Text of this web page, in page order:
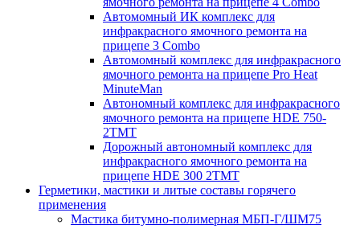
Автомомный ИК комплекс для
инфракрасного ямочного ремонта на
прицепе 3 Combo
Автомомный комплекс для инфракрасного
ямочного ремонта на прицепе Pro Heat
MinuteMan
Автономный комплекс для инфракрасного
ямочного ремонта на прицепе HDE 750-
2TMT
Дорожный автономный комплекс для
инфракрасного ямочного ремонта на
прицепе HDE 300 2TMT
Герметики, мастики и литые составы горячего
применения
Мастика битумно-полимерная МБП-Г/ШМ75